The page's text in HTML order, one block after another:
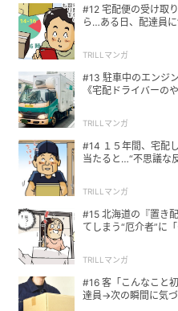
#12 宅配便の受け取
ら…ある日、配達員
TRILLマンガ
#13 駐車中のエンジ
《宅配ドライバーの
TRILLマンガ
#14 １５年間、宅配
当たると…“不思議な
TRILLマンガ
#15 北海道の『置き
てしまう“厄介者”に
TRILLマンガ
#16 客「こんなこと
達員→次の瞬間に気